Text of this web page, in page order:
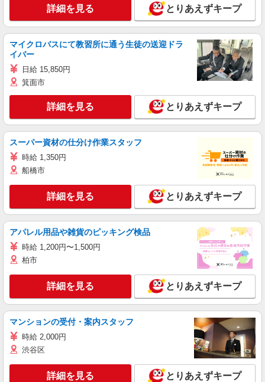
詳細を見る とりあえずキープ
マイクロバスにて教習所に通う生徒の送迎ドラ
イバー
日給 15,850円
箕面市
詳細を見る とりあえずキープ
スーパー資材の仕分け作業スタッフ
時給 1,350円
船橋市
詳細を見る とりあえずキープ
アパレル用品や雑貨のピッキング検品
時給 1,200円〜1,500円
柏市
詳細を見る とりあえずキープ
マンションの受付・案内スタッフ
時給 2,000円
渋谷区
詳細を見る とりあえずキープ